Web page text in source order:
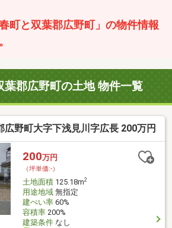
町と双葉郡広野町」の物件情報
葉郡広野町の土地 物件一覧
広野町大字下浅見川字広長 200万円
200万円
（坪単価:-）
土地面積125.18m2
用途地域無指定
建ぺい率60%
容積率200%
建築条件なし